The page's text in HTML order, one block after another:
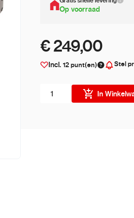
Op voorraad
€ 249,00
Incl. 12punt(en) Stel
Aantal stuks
In